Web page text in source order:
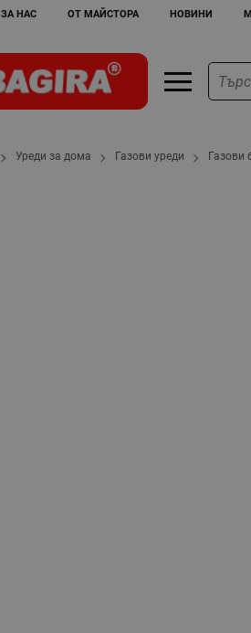
ЗА НАС ОТ МАЙСТОРА НОВИНИ
Уреди за дома Газови уреди Газови